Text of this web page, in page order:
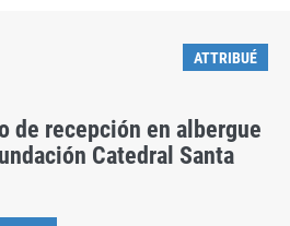
ATTRIBUÉ
de recepción en albergue
Catedral Santa